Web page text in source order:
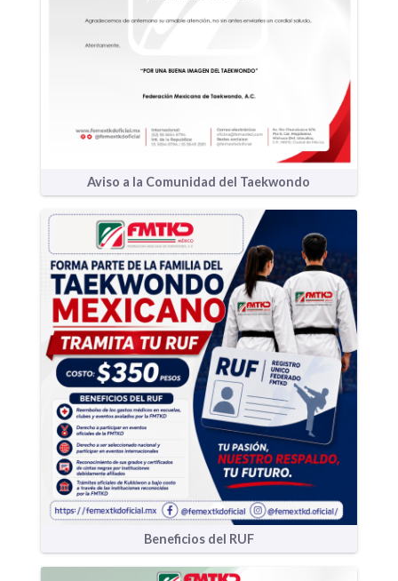
Aviso a la Comunidad del Taekwondo
Beneficios del RUF